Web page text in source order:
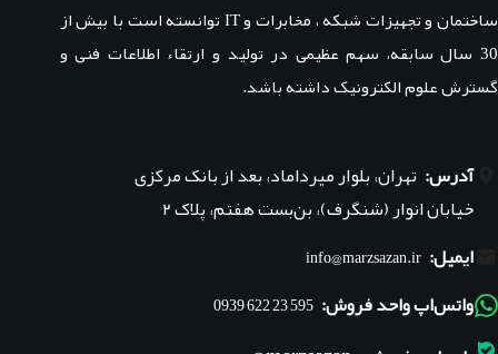
ساختمان و تجهیزات شبکه ، مخابرات و IT توانسته است با بیش از
30 سال سابقه، سهم عظیمی در تولید و ارتقاء اطلاعات فنی و
گسترش علوم الکترونیک داشته باشد.
آدرس: تهران، بلوار میرداماد، بعد از بانک مرکزی
خیابان انوار (شنگرف)، بن‌بست هفتم، پلاک ۲
ایمیل: info@marzsazan.ir
واتس‌اپ واحد فروش: 595 23 622 0939